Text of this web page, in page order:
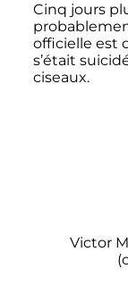
Cinq jours
officielle est
s’était
ciseaux.
Victor